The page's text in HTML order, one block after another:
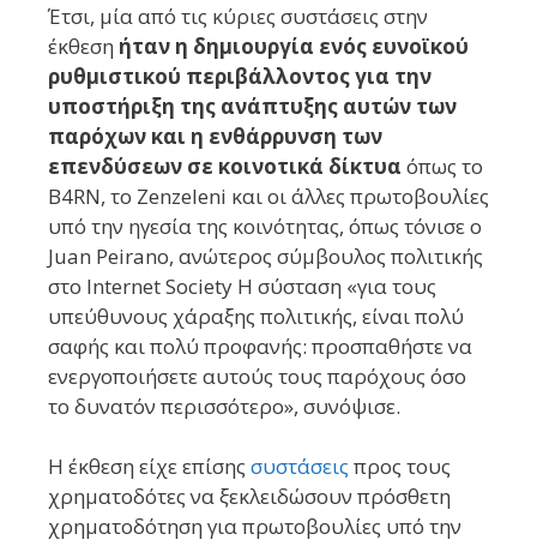
Έτσι, μία από τις κύριες συστάσεις στην
έκθεση ήταν η δημιουργία ενός ευνοϊκού
ρυθμιστικού περιβάλλοντος για την
υποστήριξη της ανάπτυξης αυτών των
παρόχων και η ενθάρρυνση των
επενδύσεων σε κοινοτικά δίκτυα όπως το
B4RN, το Zenzeleni και οι άλλες πρωτοβουλίες
υπό την ηγεσία της κοινότητας, όπως τόνισε ο
Juan Peirano, ανώτερος σύμβουλος πολιτικής
στο Internet Society Η σύσταση «για τους
υπεύθυνους χάραξης πολιτικής, είναι πολύ
σαφής και πολύ προφανής: προσπαθήστε να
ενεργοποιήσετε αυτούς τους παρόχους όσο
το δυνατόν περισσότερο», συνόψισε.
Η έκθεση είχε επίσης συστάσεις προς τους
χρηματοδότες να ξεκλειδώσουν πρόσθετη
χρηματοδότηση για πρωτοβουλίες υπό την